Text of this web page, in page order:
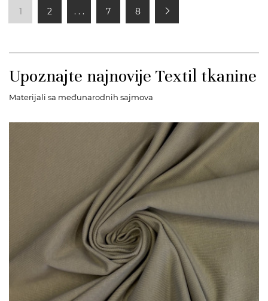
1 2 . . . 7 8
Upoznajte najnovije Textil tkanine
Materijali sa međunarodnih sajmova